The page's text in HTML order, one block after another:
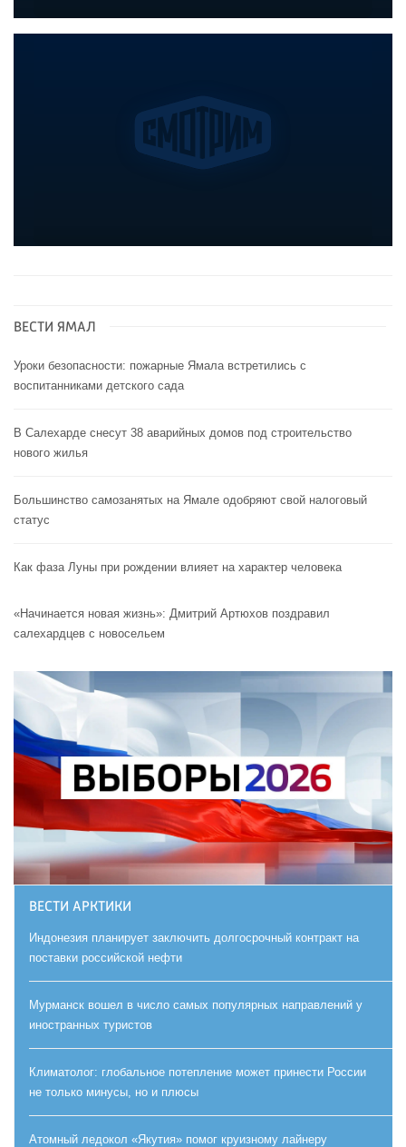
ВЕСТИ ЯМАЛ
Уроки безопасности: пожарные Ямала встретились с
воспитанниками детского сада
В Салехарде снесут 38 аварийных домов под строительство
нового жилья
Большинство самозанятых на Ямале одобряют свой налоговый
статус
Как фаза Луны при рождении влияет на характер человека
«Начинается новая жизнь»: Дмитрий Артюхов поздравил
салехардцев с новосельем
ВЕСТИ АРКТИКИ
Индонезия планирует заключить долгосрочный контракт на
поставки российской нефти
Мурманск вошел в число самых популярных направлений у
иностранных туристов
Климатолог: глобальное потепление может принести России
не только минусы, но и плюсы
Атомный ледокол «Якутия» помог круизному лайнеру